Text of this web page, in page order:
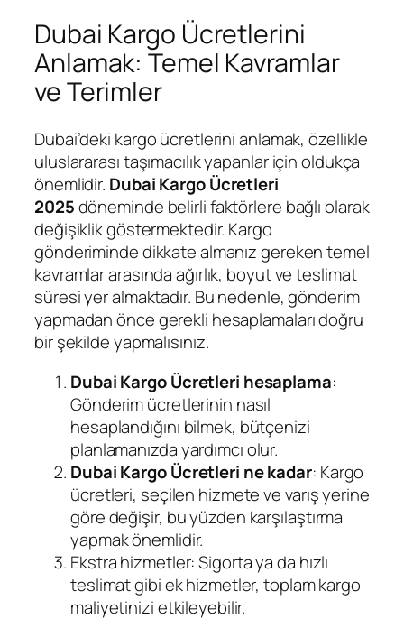
Dubai Kargo Ücretlerini
Anlamak: Temel Kavramlar
ve Terimler
Dubai’deki kargo ücretlerini anlamak, özellikle
uluslararası taşımacılık yapanlar için oldukça
önemlidir. Dubai Kargo Ücretleri
2025döneminde belirli faktörlere bağlı olarak
değişiklik göstermektedir. Kargo
gönderiminde dikkate almanız gereken temel
kavramlar arasında ağırlık, boyut ve teslimat
süresi yer almaktadır. Bu nedenle, gönderim
yapmadan önce gerekli hesaplamaları doğru
bir şekilde yapmalısınız.
Dubai Kargo Ücretleri hesaplama:
Gönderim ücretlerinin nasıl
hesaplandığını bilmek, bütçenizi
planlamanızda yardımcı olur.
Dubai Kargo Ücretleri ne kadar: Kargo
ücretleri, seçilen hizmete ve varış yerine
göre değişir, bu yüzden karşılaştırma
yapmak önemlidir.
Ekstra hizmetler: Sigorta ya da hızlı
teslimat gibi ek hizmetler, toplam kargo
maliyetinizi etkileyebilir.